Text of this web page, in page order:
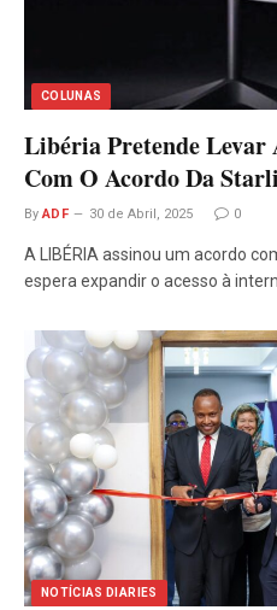
COLUNAS
Libéria Pretende Levar
Com O Acordo Da
By ADF 30 de Abril, 2025 0
A LIBÉRIA assinou um acordo
espera expandir o acesso à
NOTÍCIAS DIARIES